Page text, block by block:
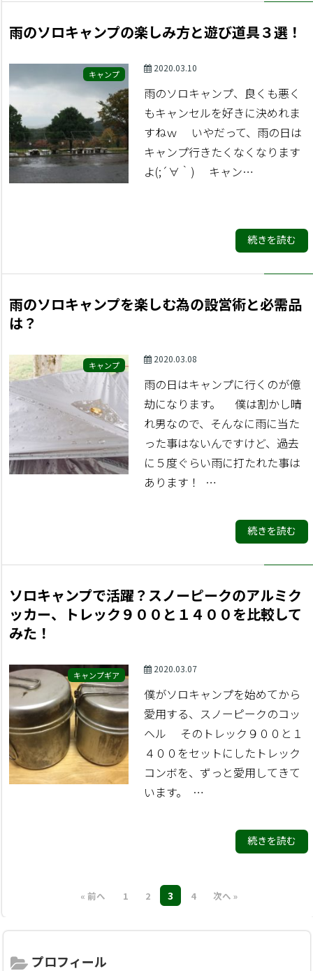
雨のソロキャンプの楽しみ方と遊び道具３選！
キャンプ
2020.03.10
雨のソロキャンプ、良くも悪く
もキャンセルを好きに決めれま
すねｗ いやだって、雨の日は
キャンプ行きたくなくなります
よ(;´∀｀) キャン…
続きを読む
雨のソロキャンプを楽しむ為の設営術と必需品
は？
キャンプ
2020.03.08
雨の日はキャンプに行くのが億
劫になります。 僕は割かし晴
れ男なので、そんなに雨に当た
った事はないんですけど、過去
に５度ぐらい雨に打たれた事は
あります！ …
続きを読む
ソロキャンプで活躍？スノーピークのアルミク
ッカー、トレック９００と１４００を比較して
みた！
キャンプギア
2020.03.07
僕がソロキャンプを始めてから
愛用する、スノーピークのコッ
ヘル そのトレック９００と１
４００をセットにしたトレック
コンボを、ずっと愛用してきて
います。 …
続きを読む
« 前へ 1 2 3 4 次へ »
プロフィール